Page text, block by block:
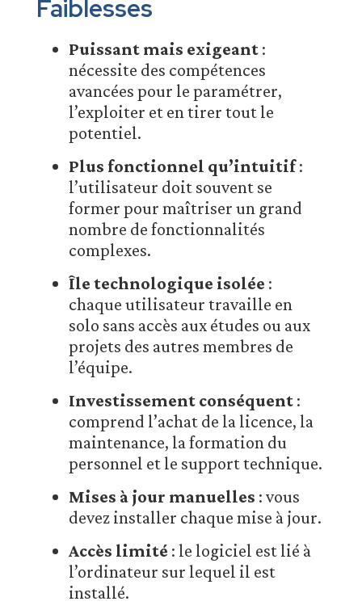
Faiblesses
Puissant mais exigeant:
nécessite des compétences
avancées pour le paramétrer,
l’exploiter et en tirer tout le
potentiel.
Plus fonctionnel qu’intuitif:
l’utilisateur doit souvent se
former pour maîtriser un grand
nombre de fonctionnalités
complexes.
Île technologique isolée :
chaque utilisateur travaille en
solo sans accès aux études ou aux
projets des autres membres de
l’équipe.
Investissement conséquent:
comprend l’achat de la licence, la
maintenance, la formation du
personnel et le support technique.
Mises à jour manuelles : vous
devez installer chaque mise à jour.
Accès limité : le logiciel est lié à
l’ordinateur sur lequel il est
installé.